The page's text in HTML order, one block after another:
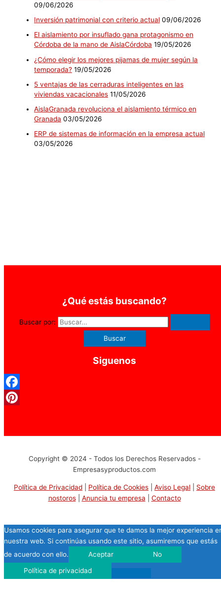
09/06/2026
Inversión patrimonial con criterio actual 09/06/2026
El aislamiento por insuflado gana protagonismo en
Córdoba de la mano de AislaCórdoba 19/05/2026
¿Cómo elegir los mejores pijamas de mujer según la
temporada? 19/05/2026
5 ventajas de las cerraduras inteligentes en las
viviendas vacacionales 11/05/2026
AislaGranada revoluciona el aislamiento térmico en
Granada 03/05/2026
ERP de sistemas de información en la empresa actual
03/05/2026
¿Qué estás buscando?
Buscar por:
Siguenos
Copyright © 2024 - Todos los Derechos Reservados -
Empresasyproductos.com
Política de Privacidad Política de Cookies Aviso Legal
Sobre
nostoros| Anuncia tu empresa Contacto
Usamos cookies para asegurar que te damos la mejor experiencia
nuestra web. Si continúas usando este sitio, asumiremos que estás
de acuerdo con ello.
Aceptar No
Política de privacidad